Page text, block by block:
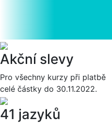
Akční slevy
Pro všechny kurzy při platbě
celé částky do 30.11.2022.
41 jazyků